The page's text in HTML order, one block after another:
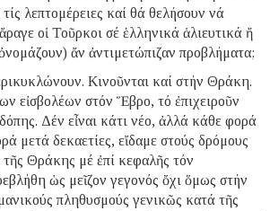
λεπτομέρειες καί θά θελήσουν νά
οἱ Τοῦρκοι σέ ἑλληνικά ἁλιευτικά ἤ
ἄν ἀντιμετώπιζαν προβλήματα;
Κινοῦνται καί στήν Θράκη.
εἰσβολέων στόν Ἕβρο, τό ἐπιχειροῦν
Δέν εἶναι κάτι νέο, ἀλλά κάθε φορά
μετά δεκαετίες, εἴδαμε στούς δρόμους
Θράκης μέ ἐπί κεφαλῆς τόν
ὡς μεῖζον γεγονός ὄχι ὅμως στήν
πληθυσμούς γενικῶς κατά τῆς